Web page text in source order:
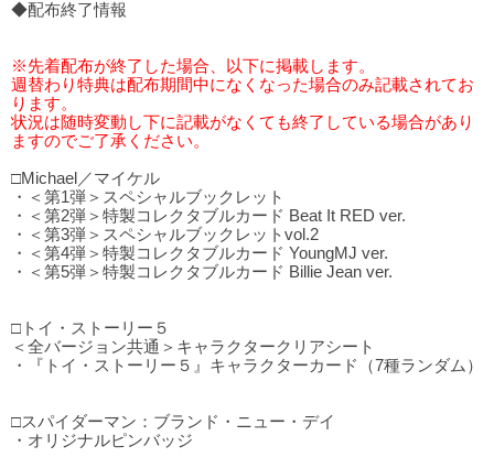
◆配布終了情報
※先着配布が終了した場合、以下に掲載します。
週替わり特典は配布期間中になくなった場合のみ記載されてお
ります。
状況は随時変動し下に記載がなくても終了している場合があり
ますのでご了承ください。
□Michael／マイケル
・＜第1弾＞スペシャルブックレット
・＜第2弾＞特製コレクタブルカード Beat It RED ver.
・＜第3弾＞スペシャルブックレットvol.2
・＜第4弾＞特製コレクタブルカード YoungMJ ver.
・＜第5弾＞特製コレクタブルカード Billie Jean ver.
□トイ・ストーリー５
＜全バージョン共通＞キャラクタークリアシート
・『トイ・ストーリー５』キャラクターカード（7種ランダム）
□スパイダーマン：ブランド・ニュー・デイ
・オリジナルピンバッジ